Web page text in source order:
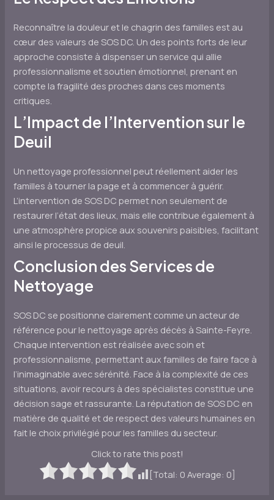
Reconnaître la douleur et le chagrin des familles est au
cœur des valeurs de SOS DC. Un des points forts de leur
approche consiste à dispenser un service qui allie
professionnalisme et soutien émotionnel, prenant en
compte la fragilité des proches dans ces moments
critiques.
L’Impact de l’Intervention sur le
Deuil
Un nettoyage professionnel peut réellement aider les
familles à tourner la page et à commencer à guérir.
L’intervention de SOS DC permet non seulement de
restaurer l’état des lieux, mais elle contribue également à
une atmosphère propice aux souvenirs paisibles, facilitant
ainsi le processus de deuil.
Conclusion des Services de
Nettoyage
SOS DC se positionne clairement comme un acteur de
référence pour le nettoyage après décès à Sainte-Feyre.
Chaque intervention est réalisée avec soin et
professionnalisme, permettant aux familles de faire face à
l’inimaginable avec sérénité. Face à la complexité de ces
situations, avoir recours à des spécialistes constitue une
décision sage et rassurante. La réputation de SOS DC en
matière de qualité et de respect des valeurs humaines en
fait le choix privilégié pour les familles du secteur.
Click to rate this post!
[Total: 0 Average: 0]